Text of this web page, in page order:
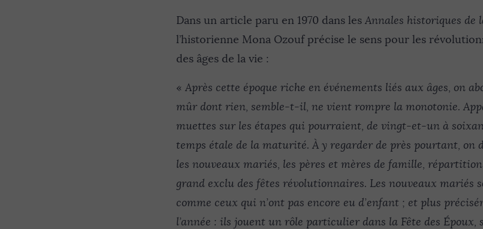
Dans un article paru en 1970 dans les Annales historiques de
l’historienne Mona Ozouf précise le sens pour les
des âges de la vie :
« Après cette époque riche en événements liés aux âges, on
mûr dont rien, semble-t-il, ne vient rompre la monotonie.
muettes sur les étapes qui pourraient, de vingt-et-un à
temps étale de la maturité. À y regarder de près pourtant, on
les nouveaux mariés, les pères et mères de famille,
grand exclu des fêtes révolutionnaires. Les nouveaux mariés
comme ceux qui n’ont pas encore eu d’enfant ; et plus
l’année : ils jouent un rôle particulier dans la Fête des Époux,